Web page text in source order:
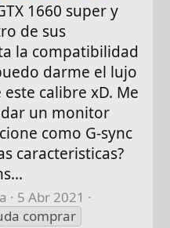
1660 super y
de sus
la compatibilidad
darme el lujo
calibre xD. Me
un monitor
como G-sync
caracteristicas?
5 Abr 2021
comprar